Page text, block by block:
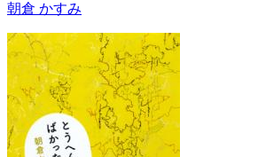
朝倉 かすみ